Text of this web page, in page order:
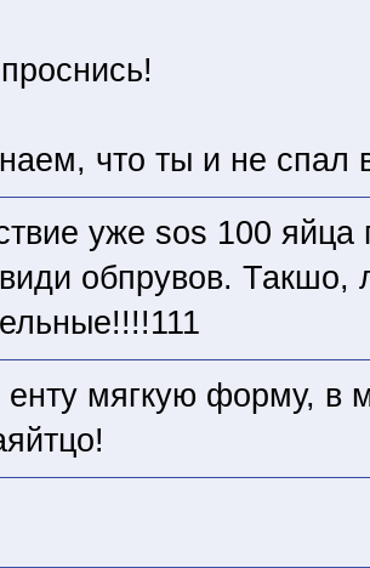
что ты и не спал
уже sos 100 яйца
обпрувов.
мягкую форму, в